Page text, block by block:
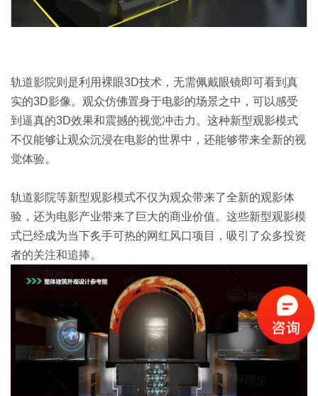
轨道影院则是利用裸眼3D技术，无需佩戴眼镜即可看到真
实的3D影像。观众仿佛置身于电影的场景之中，可以感受
到逼真的3D效果和震撼的视觉冲击力。这种新型观影模式
不仅能够让观众沉浸在电影的世界中，还能够带来全新的视
觉体验。
轨道影院等新型观影模式不仅为观众带来了全新的观影体
验，还为电影产业带来了巨大的商业价值。这些新型观影模
式已经成为当下炙手可热的网红风口项目，吸引了众多投资
者的关注和追捧。